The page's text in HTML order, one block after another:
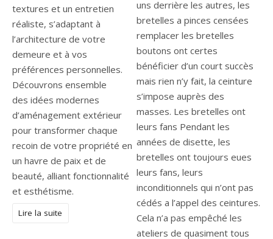
textures et un entretien
réaliste, s’adaptant à
l’architecture de votre
demeure et à vos
préférences personnelles.
Découvrons ensemble
des idées modernes
d’aménagement extérieur
pour transformer chaque
recoin de votre propriété en
un havre de paix et de
beauté, alliant fonctionnalité
et esthétisme.
Lire la suite
uns derrière les autres, les
bretelles a pinces censées
remplacer les bretelles
boutons ont certes
bénéficier d’un court succès
mais rien n’y fait, la ceinture
s’impose auprès des
masses. Les bretelles ont
leurs fans Pendant les
années de disette, les
bretelles ont toujours eues
leurs fans, leurs
inconditionnels qui n’ont pas
cédés a l’appel des ceintures.
Cela n’a pas empêché les
ateliers de quasiment tous